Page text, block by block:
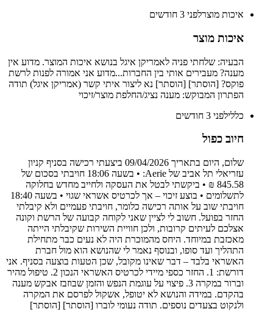
איכות מוצרלפני 3 חודשים
איכות מוצר
הבעיה: שלחתי פניה לאמריקן איגל בנושא איכות המוצר. מדוע אין
מענה? מעבירים אותי בין החברות...מדוע אני אמורה לפנות לרשת
פוקס? [הוסתר] [הוסתר] נא ליצור איתי קשר (אמריקן איגל) תודה
הפתרון המבוקש: מענה נציג/החלפת מוצר/זיכוי
כללילפני 3 חודשים
חיוב כפול
שלום, היום בתאריך 09/04/2026 ביצעתי רכישה בסניף קניון
עזריאלי תל אביב של Aerie: • בשעה 18:06 חויבתי בסכום של
845.58 ₪ • ביקשתי לבטל את העסקה ולחייב מחדש בחלוקה
לתשלומים • בוצע זיכוי – אך לכרטיס אשראי שגוי • בשעה 18:40
חויבתי שוב על אותה רכישה כלומר, חויבתי פעמיים ולא קיבלתי
החזר בפועל. חשוב לי לציין שאני לקוחה קבועה של הרשת וקונה
אצלכם לעיתים קרובות, ולכן חוויית השירות שקיבלתי הייתה
מאכזבת במיוחד. היחס מהמוכרת היה לא נעים כבר מתחילת
התהליך ועד סופו, ובנוסף נאמר לי שהנושא הוא מול חברת
האשראי בלבד – דבר שאינו מקובל, שכן הטעות בוצעה בסניף. אני
דורשת: 1. החזר כספי מיידי לכרטיס האשראי הנכון 2. טיפול מהיר
וברור במקרה 3. פיצוי על עוגמת הנפש והזמן שבוזבז אבקש מענה
בהקדם. במידה והנושא לא יטופל, אשקול לפרסם את המקרה
ולנקוט בצעדים נוספים. תודה נעומי לוברו [הוסתר] [הוסתר]